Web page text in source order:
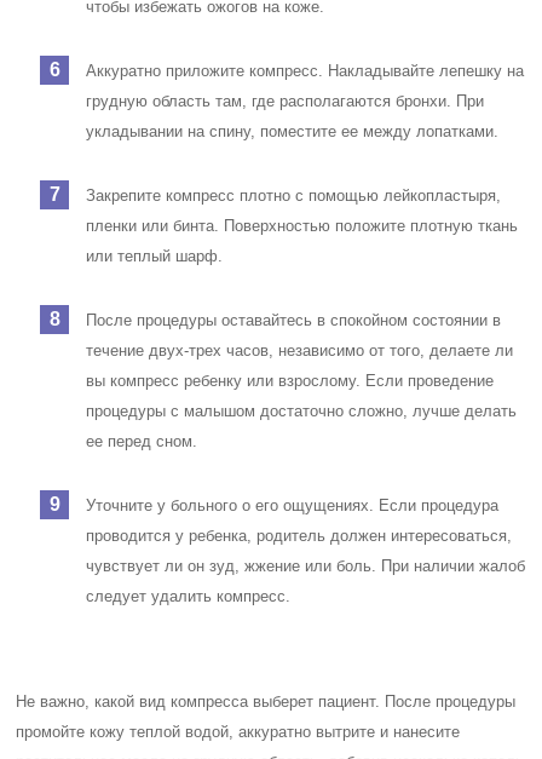
чтобы избежать ожогов на коже.
Аккуратно приложите компресс. Накладывайте лепешку на
грудную область там, где располагаются бронхи. При
укладывании на спину, поместите ее между лопатками.
Закрепите компресс плотно с помощью лейкопластыря,
пленки или бинта. Поверхностью положите плотную ткань
или теплый шарф.
После процедуры оставайтесь в спокойном состоянии в
течение двух-трех часов, независимо от того, делаете ли
вы компресс ребенку или взрослому. Если проведение
процедуры с малышом достаточно сложно, лучше делать
ее перед сном.
Уточните у больного о его ощущениях. Если процедура
проводится у ребенка, родитель должен интересоваться,
чувствует ли он зуд, жжение или боль. При наличии жалоб
следует удалить компресс.
Не важно, какой вид компресса выберет пациент. После процедуры
промойте кожу теплой водой, аккуратно вытрите и нанесите